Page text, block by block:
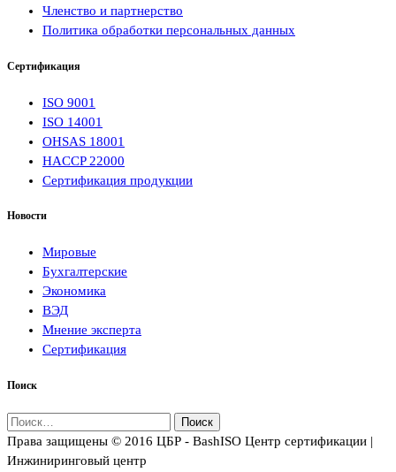
Членство и партнерство
Политика обработки персональных данных
Сертификация
ISO 9001
ISO 14001
OHSAS 18001
HACCP 22000
Сертификация продукции
Новости
Мировые
Бухгалтерские
Экономика
ВЭД
Мнение эксперта
Сертификация
Поиск
Найти:
Права защищены © 2016 ЦБР - BashISO Центр сертификации |
Инжиниринговый центр